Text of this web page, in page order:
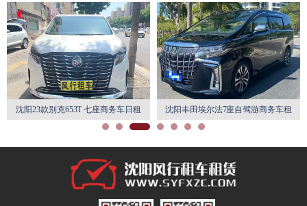
沈阳23款别克653T 七座商务车日租 沈阳丰田埃尔法7座自驾游商务车租